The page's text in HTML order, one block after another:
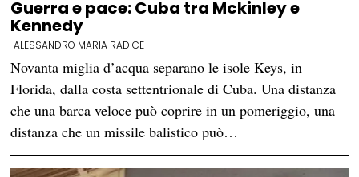
Guerra e pace: Cuba tra Mckinley e
Kennedy
ALESSANDRO MARIA RADICE
Novanta miglia d’acqua separano le isole Keys, in
Florida, dalla costa settentrionale di Cuba. Una distanza
che una barca veloce può coprire in un pomeriggio, una
distanza che un missile balistico può…